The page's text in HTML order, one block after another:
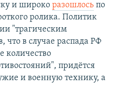
и широко разошлосьпо
ролика. Политик
"трагическим
что в случае распада РФ
количество
придётся
и военную технику, а